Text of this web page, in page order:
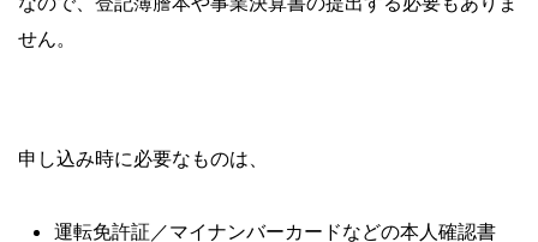
せん。
申し込み時に必要なものは、
運転免許証／マイナンバーカードなどの本人確認書